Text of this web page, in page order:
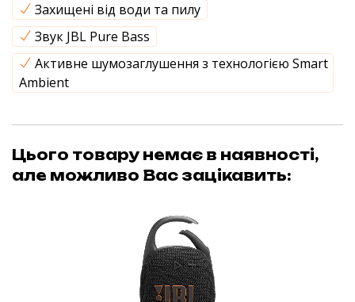
Захищені від води та пилу
Звук JBL Pure Bass
Активне шумозаглушення з технологією Smart
Ambient
Цього товару немає в наявності,
але можливо Вас зацікавить: